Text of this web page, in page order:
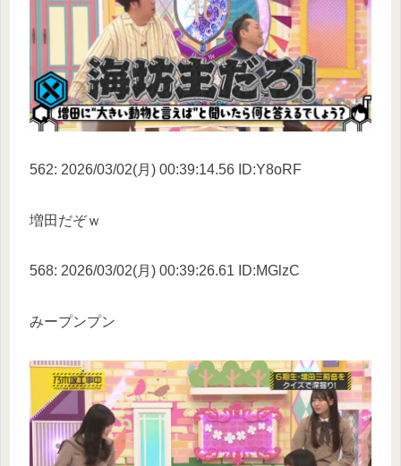
562: 2026/03/02(月) 00:39:14.56 ID:Y8oRF
増田だぞｗ
568: 2026/03/02(月) 00:39:26.61 ID:MGlzC
みープンプン